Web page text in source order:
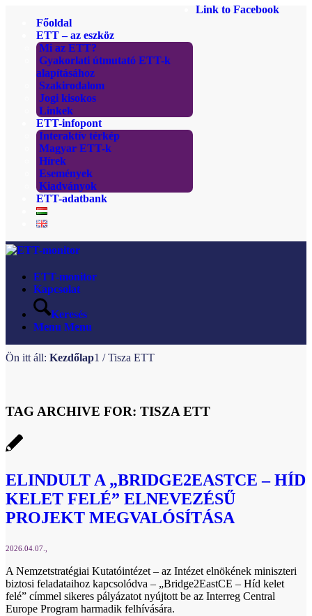
Link to Facebook
Főoldal
ETT – az eszköz
Mi az ETT?
Gyakorlati útmutató ETT-k
alapításához
Szakirodalom
Jogi kisokos
Linkek
ETT-infopont
Interaktív térkép
Magyar ETT-k
Hírek
Események
Kiadványok
ETT-adatbank
ETT-monitor
Kapcsolat
Keresés
Menu Menu
Ön itt áll: Kezdőlap1 / Tisza ETT
TAG ARCHIVE FOR: TISZA ETT
ELINDULT A „BRIDGE2EASTCE – HÍD
KELET FELÉ” ELNEVEZÉSŰ
PROJEKT MEGVALÓSÍTÁSA
2026.04.07.
A Nemzetstratégiai Kutatóintézet – az Intézet elnökének miniszteri
biztosi feladataihoz kapcsolódva – „Bridge2EastCE – Híd kelet
felé” címmel sikeres pályázatot nyújtott be az Interreg Central
Europe Program harmadik felhívására.